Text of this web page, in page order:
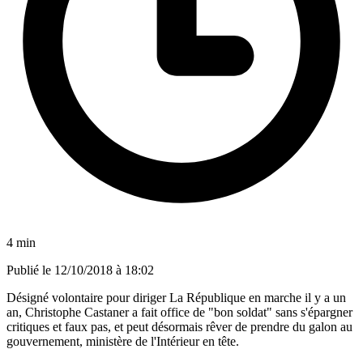
4 min
Publié le 12/10/2018 à 18:02
Désigné volontaire pour diriger La République en marche il y a un
an, Christophe Castaner a fait office de "bon soldat" sans s'épargner
critiques et faux pas, et peut désormais rêver de prendre du galon au
gouvernement, ministère de l'Intérieur en tête.